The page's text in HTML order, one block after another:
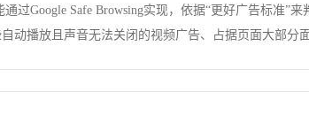
过Google Safe Browsing实现，依据“更好广告标准”
播放且声音无法关闭的视频广告、占据页面大部分